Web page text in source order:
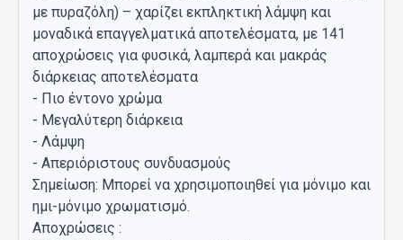
με πυραζόλη) – χαρίζει εκπληκτική λάμψη και
μοναδικά επαγγελματικά αποτελέσματα, με 141
αποχρώσεις για φυσικά, λαμπερά και μακράς
διάρκειας αποτελέσματα
- Πιο έντονο χρώμα
- Μεγαλύτερη διάρκεια
- Λάμψη
- Απεριόριστους συνδυασμούς
Σημείωση: Μπορεί να χρησιμοποιηθεί για μόνιμο και
ημι-μόνιμο χρωματισμό.
Αποχρώσεις :